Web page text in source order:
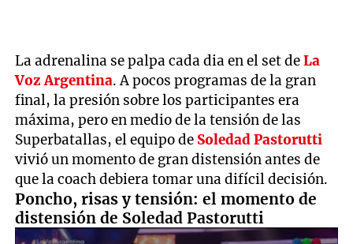
La adrenalina se palpa cada dia en el set deLa
Voz Argentina. A pocos programas de la gran
final, la presión sobre los participantes era
máxima, pero en medio de la tensión de las
Superbatallas, el equipo de Soledad Pastorutti
vivió un momento de gran distensión antes de
que la coach debiera tomar una difícil decisión.
Poncho, risas y tensión: el momento de
distensión de Soledad Pastorutti